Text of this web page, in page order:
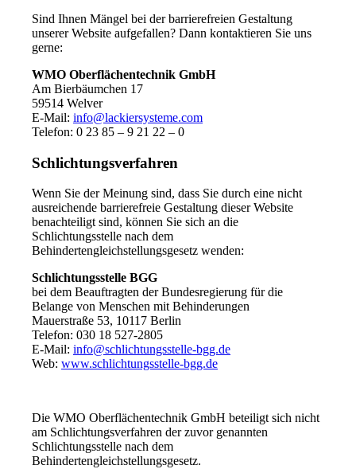
Sind Ihnen Mängel bei der barrierefreien Gestaltung
unserer Website aufgefallen? Dann kontaktieren Sie uns
gerne:
WMO Oberflächentechnik GmbH
Am Bierbäumchen 17
59514 Welver
E-Mail: info@lackiersysteme.com
Telefon: 0 23 85 – 9 21 22 – 0
Schlichtungsverfahren
Wenn Sie der Meinung sind, dass Sie durch eine nicht
ausreichende barrierefreie Gestaltung dieser Website
benachteiligt sind, können Sie sich an die
Schlichtungsstelle nach dem
Behindertengleichstellungsgesetz wenden:
Schlichtungsstelle BGG
bei dem Beauftragten der Bundesregierung für die
Belange von Menschen mit Behinderungen
Mauerstraße 53, 10117 Berlin
Telefon: 030 18 527-2805
E-Mail: info@schlichtungsstelle-bgg.de
Web: www.schlichtungsstelle-bgg.de
Die WMO Oberflächentechnik GmbH beteiligt sich nicht
am Schlichtungsverfahren der zuvor genannten
Schlichtungsstelle nach dem
Behindertengleichstellungsgesetz.